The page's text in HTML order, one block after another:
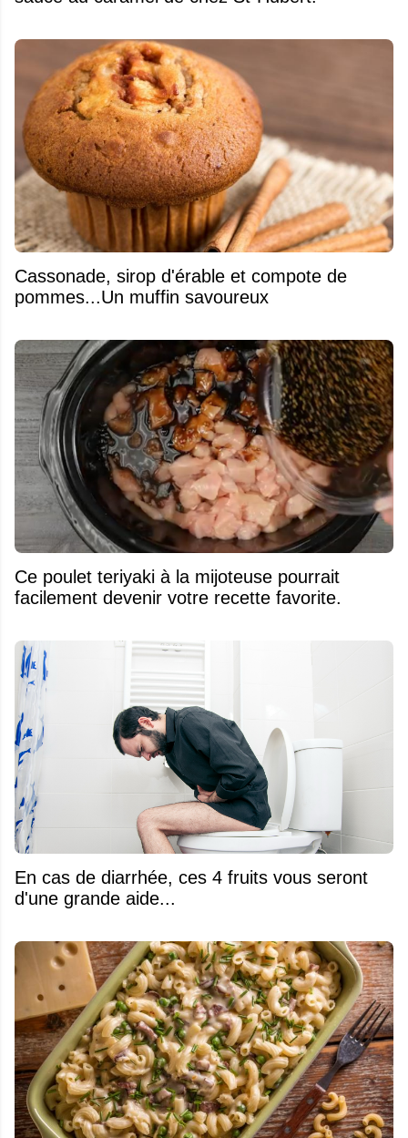
​Cassonade, sirop d'érable et compote de
pommes...Un muffin savoureux
Ce poulet teriyaki à la mijoteuse pourrait
facilement devenir votre recette favorite.
En cas de diarrhée, ces 4 fruits vous seront
d'une grande aide...